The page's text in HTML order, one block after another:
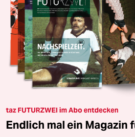
taz FUTURZWEI im Abo entdecken
Endlich mal ein Magazin